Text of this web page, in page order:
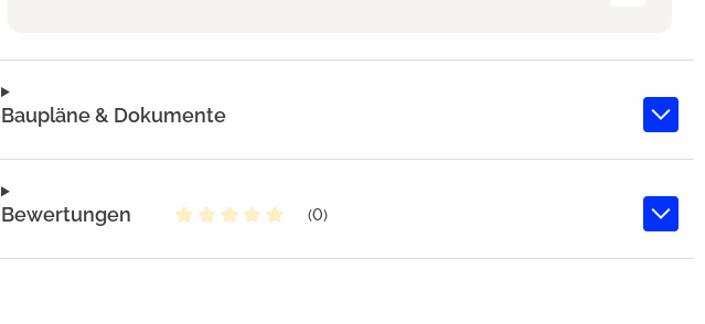
Baupläne & Dokumente
Bewertungen
(0)